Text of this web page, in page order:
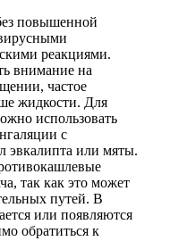
повышенной
реакциями.
внимание на
частое
жидкости. Для
использовать
с
эвкалипта или мяты.
так как это может
путей. В
или появляются
обратиться к